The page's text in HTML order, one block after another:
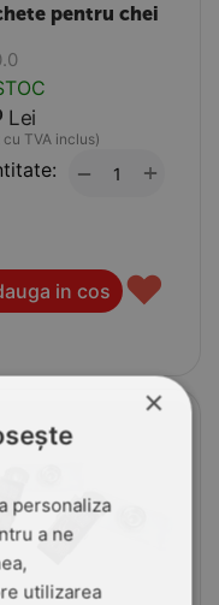
pentru chei
Lei
cu TVA inclus)
+
−
in cos ♥
×
personaliza
a ne
utilizarea